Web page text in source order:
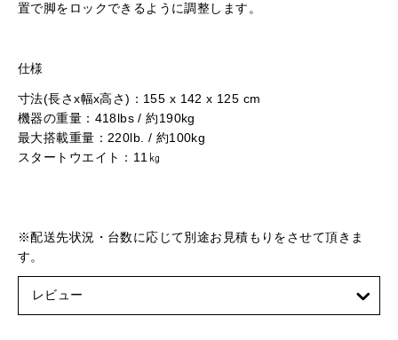
置で脚をロックできるように調整します。
仕様
寸法(長さx幅x高さ)：155 x 142 x 125 cm
機器の重量：418lbs / 約190kg
最大搭載重量：220lb. / 約100kg
スタートウエイト：11㎏
※配送先状況・台数に応じて別途お見積もりをさせて頂きま
す。
レビュー